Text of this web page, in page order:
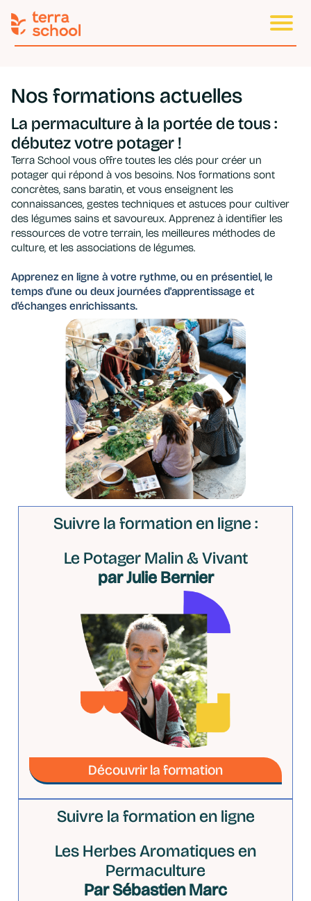
Nos formations actuelles
La permaculture à la portée de tous :
débutez votre potager !
Terra School vous offre toutes les clés pour créer un
potager qui répond à vos besoins. Nos formations sont
concrètes, sans baratin, et vous enseignent les
connaissances, gestes techniques et astuces pour cultiver
des légumes sains et savoureux. Apprenez à identifier les
ressources de votre terrain, les meilleures méthodes de
culture, et les associations de légumes.
Apprenez en ligne à votre rythme, ou en présentiel, le
temps d'une ou deux journées d'apprentissage et
d'échanges enrichissants.
Suivre la formation en ligne :
Le Potager Malin & Vivant
par Julie Bernier
Découvrir la formation
Suivre la formation en ligne
Les Herbes Aromatiques en
Permaculture
Par Sébastien Marc